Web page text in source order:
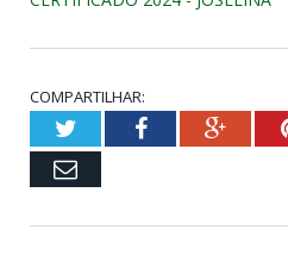
COMPARTILHAR:
TwitterFacebook
Email